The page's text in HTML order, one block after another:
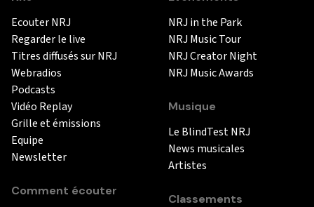
Ecouter NRJ
Regarder le live
Titres diffusés sur NRJ
Webradios
Podcasts
Vidéo Replay
Grille et émissions
Equipe
Newsletter
Comment écouter
NRJ in the Park
NRJ Music Tour
NRJ Creator Night
NRJ Music Awards
Musique
Le BlindTest NRJ
News musicales
Artistes
Classements